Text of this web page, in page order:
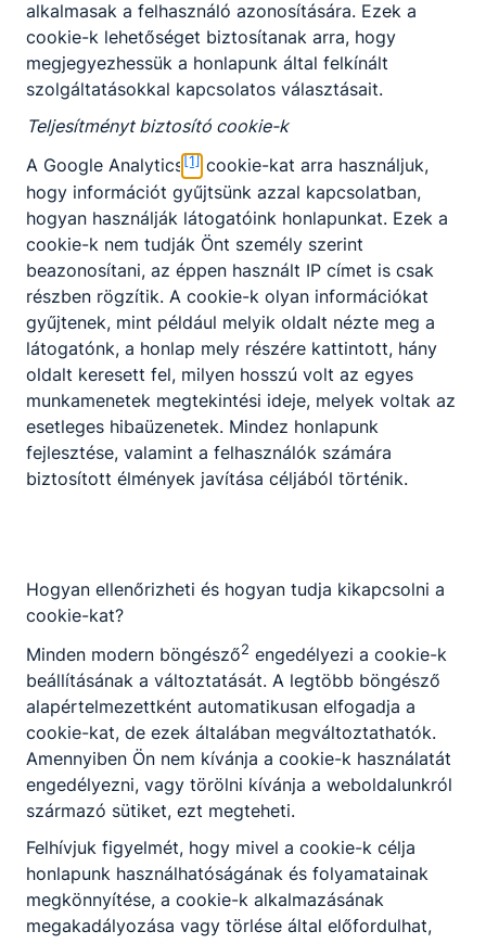
A MAGYAR KULTÚRA NAPJA - HIMNUSZ 200
A MAGYAR KULTÚRA NAPJA - HIMNUSZ 200
2023. jan. 23. Miczán Róbert
Beiratkozási információk
Ahhoz, hogy megkezdhesd tanulmányidat
intézményünkben  8. osztályos tanulmányaidat a
jelenlegi iskoládban eredményesen be kell fejezned, 
meg kell felelned a foglalkozásegészségügyi
alkalmassági követelményeknek,  és be kell iratkoznod
intézményünkbe.
2026. jún. 10.
Miczán Róbert
ÓSZC Szakképzés Kollégium kazincbarcika surányi
siker – Erasmus+ Szerbia
gyakorlati helyek képviselőinek azt a gondoskodást,
türelmet, szakmai támogatást és segítséget, amelyben
részesültek. Ezt követően tolmácsolták Nagy Zsuzsanna
igazgató asszony köszönetét és átadták az emléklapot a
példás együttműködés elismeréseként.
2026. máj. 1.
Miczán Róbert
Köszönjük Erasmus+❣️ Köszönjük Ada❣️
alkalmasak a felhasználó azonosítására. Ezek a
cookie-k lehetőséget biztosítanak arra, hogy
megjegyezhessük a honlapunk által felkínált
szolgáltatásokkal kapcsolatos választásait.
Teljesítményt biztosító cookie-k
A Google Analytics[1] cookie-kat arra használjuk,
hogy információt gyűjtsünk azzal kapcsolatban,
hogyan használják látogatóink honlapunkat. Ezek a
cookie-k nem tudják Önt személy szerint
beazonosítani, az éppen használt IP címet is csak
részben rögzítik. A cookie-k olyan információkat
gyűjtenek, mint például melyik oldalt nézte meg a
látogatónk, a honlap mely részére kattintott, hány
oldalt keresett fel, milyen hosszú volt az egyes
munkamenetek megtekintési ideje, melyek voltak az
esetleges hibaüzenetek. Mindez honlapunk
fejlesztése, valamint a felhasználók számára
biztosított élmények javítása céljából történik.
Hogyan ellenőrizheti és hogyan tudja kikapcsolni a
cookie-kat?
Minden modern böngésző2 engedélyezi a cookie-k
beállításának a változtatását. A legtöbb böngésző
alapértelmezettként automatikusan elfogadja a
cookie-kat, de ezek általában megváltoztathatók.
Amennyiben Ön nem kívánja a cookie-k használatát
engedélyezni, vagy törölni kívánja a weboldalunkról
származó sütiket, ezt megteheti.
Felhívjuk figyelmét, hogy mivel a cookie-k célja
honlapunk használhatóságának és folyamatainak
megkönnyítése, a cookie-k alkalmazásának
megakadályozása vagy törlése által előfordulhat,